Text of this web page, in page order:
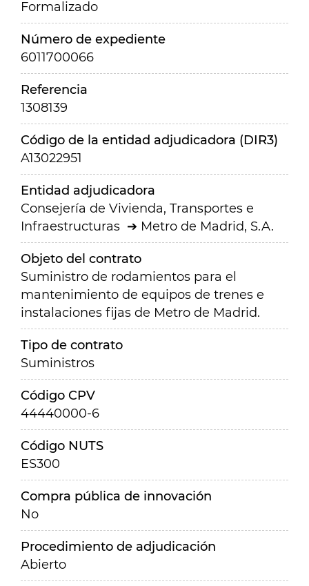
Formalizado
Número de expediente
6011700066
Referencia
1308139
Código de la entidad adjudicadora (DIR3)
A13022951
Entidad adjudicadora
Consejería de Vivienda, Transportes e
Infraestructuras
Metro de Madrid, S.A.
Objeto del contrato
Suministro de rodamientos para el
mantenimiento de equipos de trenes e
instalaciones fijas de Metro de Madrid.
Tipo de contrato
Suministros
Código CPV
44440000-6
Código NUTS
ES300
Compra pública de innovación
No
Procedimiento de adjudicación
Abierto